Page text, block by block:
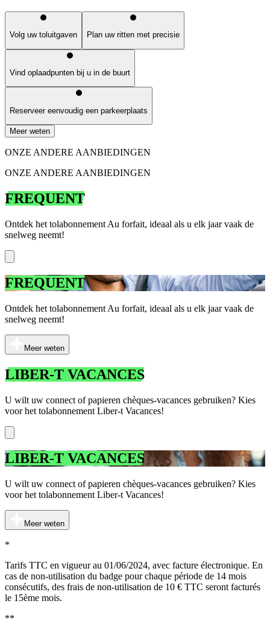
Volg uw toluitgaven Plan uw ritten met precisie
Vind oplaadpunten bij u in de buurt
Reserveer eenvoudig een parkeerplaats
Meer weten
ONZE ANDERE AANBIEDINGEN
ONZE ANDERE AANBIEDINGEN
FREQUENT
Ontdek het tolabonnement Au forfait, ideaal als u elk jaar vaak de
snelweg neemt!
FREQUENT
Ontdek het tolabonnement Au forfait, ideaal als u elk jaar vaak de
snelweg neemt!
Meer weten
LIBER-T VACANCES
U wilt uw connect of papieren chèques-vacances gebruiken? Kies
voor het tolabonnement Liber-t Vacances!
LIBER-T VACANCES
U wilt uw connect of papieren chèques-vacances gebruiken? Kies
voor het tolabonnement Liber-t Vacances!
Meer weten
*
Tarifs TTC en vigueur au 01/06/2024, avec facture électronique. En
cas de non-utilisation du badge pour chaque période de 14 mois
consécutifs, des frais de non-utilisation de 10 € TTC seront facturés
le 15ème mois.
**